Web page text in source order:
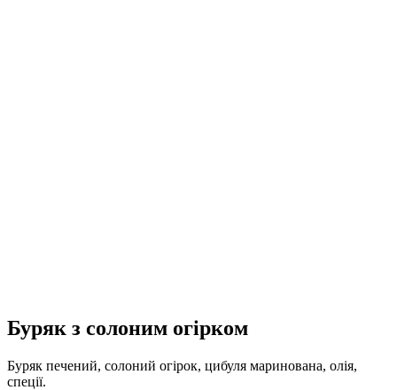
Буряк з солоним огірком
Буряк печений, солоний огірок, цибуля маринована, олія,
спеції.